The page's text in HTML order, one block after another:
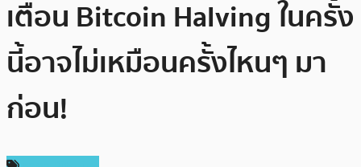
เตือน Bitcoin Halving ในครั้ง
นี้อาจไม่เหมือนครั้งไหนๆ มา
ก่อน!